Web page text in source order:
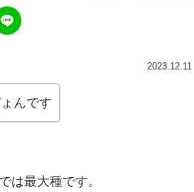
2023.12.11
んです
は最大種です。